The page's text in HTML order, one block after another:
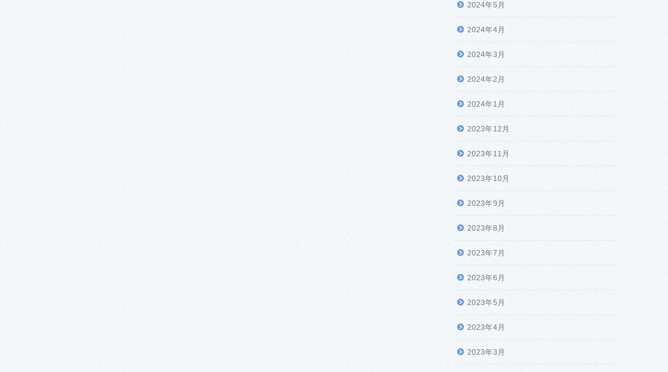
2024年5月
2024年4月
2024年3月
2024年2月
2024年1月
2023年12月
2023年11月
2023年10月
2023年9月
2023年8月
2023年7月
2023年6月
2023年5月
2023年4月
2023年3月